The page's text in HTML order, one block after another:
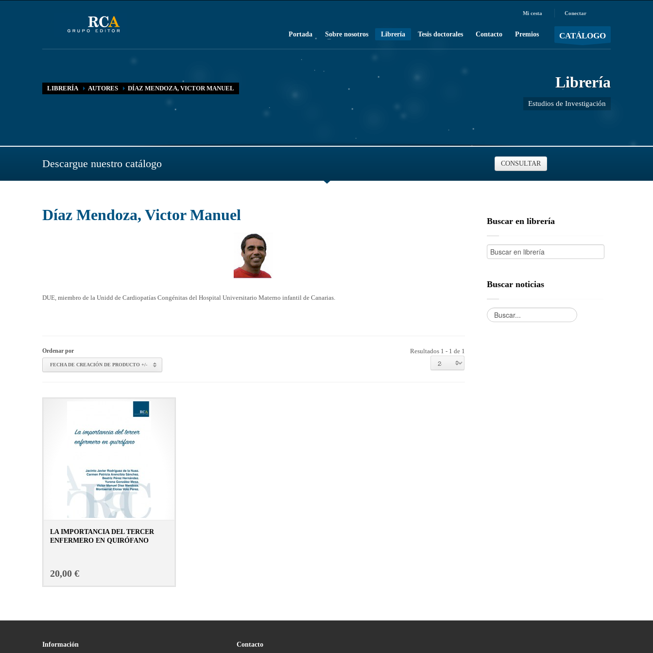
Conectar
Mi cesta
/ MOSTRAR CARRO
CATÁLOGO
Portada Sobre nosotros Librería Tesis doctorales Contacto Premios
LIBRERÍA AUTORES DÍAZ MENDOZA, VICTOR MANUEL Librería
Estudios de Investigación
Descargue nuestro catálogo CONSULTAR
Díaz Mendoza, Victor Manuel
DUE, miembro de la Unidd de Cardiopatías Congénitas del Hospital Universitario Materno infantil de Canarias.
Ordenar por
FECHA DE CREACIÓN DE PRODUCTO +/-
Resultados 1 - 1 de 1
LA IMPORTANCIA DEL TERCER
ENFERMERO EN QUIRÓFANO
20,00 €
Buscar en librería
Buscar noticias
Información Contacto